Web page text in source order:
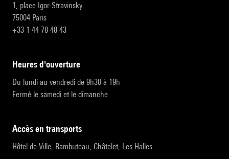
1, place Igor-Stravinsky
75004 Paris
+33 1 44 78 48 43
heures d'ouverture
Du lundi au vendredi de 9h30 à 19h
Fermé le samedi et le dimanche
accès en transports
Hôtel de Ville, Rambuteau, Châtelet, Les Halles